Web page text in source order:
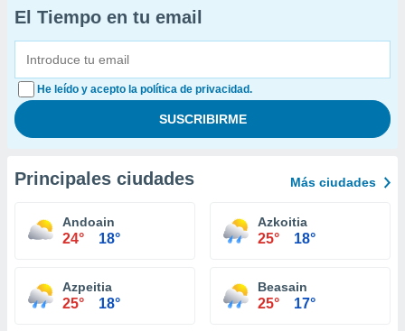
El Tiempo en tu email
He leído y acepto la política de privacidad.
Principales ciudades Más ciudades
Andoain
24° 18°
Azkoitia
25° 18°
Azpeitia
25° 18°
Beasain
25° 17°